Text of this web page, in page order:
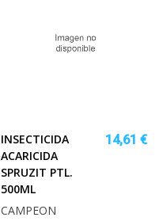
INSECTICIDA
ACARICIDA
SPRUZIT PTL.
500ML
14,61 €
CAMPEON